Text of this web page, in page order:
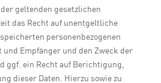
geltenden gesetzlichen
das Recht auf unentgeltliche
personenbezogenen
und Empfänger und den Zweck der
ggf. ein Recht auf Berichtigung,
dieser Daten. Hierzu sowie zu